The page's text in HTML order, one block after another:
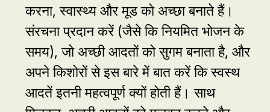
करना, स्वास्थ्य और मूड को अच्छा बनाते हैं।
संरचना प्रदान करें (जैसे कि नियमित भोजन के
समय), जो अच्छी आदतों को सुगम बनाता है, और
अपने किशोरों से इस बारे में बात करें कि स्वस्थ
आदतें इतनी महत्वपूर्ण क्यों होती हैं। साथ